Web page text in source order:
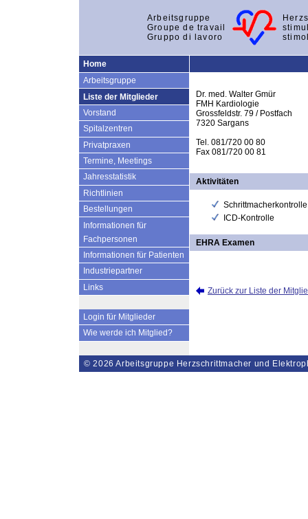
Arbeitsgruppe
Groupe de travail
Gruppo di lavoro
Home
Arbeitsgruppe
Liste der Mitglieder
Vorstand
Spitalzentren
Privatpraxen
Termine, Meetings
Jahresstatistik
Richtlinien
Bestellungen
Informationen für
Fachpersonen
Informationen für Patienten
Industriepartner
Links
Login für Mitglieder
Wie werde ich Mitglied?
Dr. med. Walter Gmür
FMH Kardiologie
Grossfeldstr. 79 / Postfach
7320 Sargans
Tel. 081/720 00 80
Fax 081/720 00 81
Aktivitäten
Schrittmacherkontrolle
ICD-Kontrolle
EHRA Examen
Zurück zur Liste der
© 2026 Arbeitsgruppe Herzschrittmacher und